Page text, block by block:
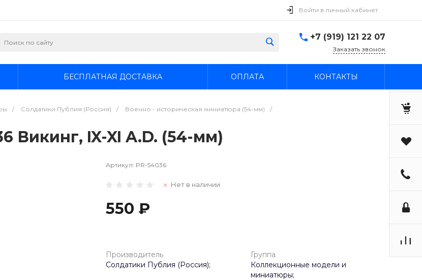
Войти в личный кабинет
+7 (919) 121 22 07
Заказать звонок
БЕСПЛАТНАЯ ДОСТАВКА ОПЛАТА КОНТАКТЫ
/ Солдатики Публия (Россия) / Военно - историческая миниатюра (54-мм)
/
Викинг, IX-XI A.D. (54-мм)
Артикул: PR-54036
Нет в наличии
550 ₽
Производитель
Солдатики Публия (Россия);
Группа
Коллекционные модели и
миниатюры;